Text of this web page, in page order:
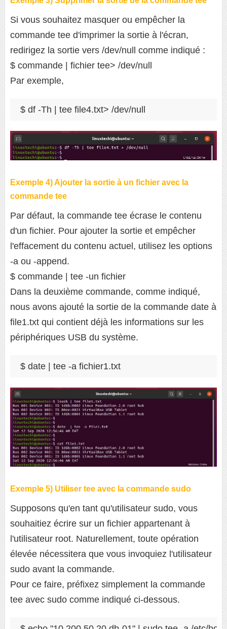
Si vous souhaitez masquer ou empêcher la
commande tee d'imprimer la sortie à l'écran,
redirigez la sortie vers /dev/null comme indiqué :
$ commande | fichier tee> /dev/null
Par exemple,
$ df -Th | tee file4.txt> /dev/null
Exemple 4) Ajouter la sortie à un fichier avec la
commande tee
Par défaut, la commande tee écrase le contenu
d'un fichier. Pour ajouter la sortie et empêcher
l'effacement du contenu actuel, utilisez les options
-a ou -append.
$ commande | tee -un fichier
Dans la deuxième commande, comme indiqué,
nous avons ajouté la sortie de la commande date à
file1.txt qui contient déjà les informations sur les
périphériques USB du système.
$ date | tee -a fichier1.txt
Exemple 5) Utiliser tee avec la commande sudo
Supposons qu'en tant qu'utilisateur sudo, vous
souhaitiez écrire sur un fichier appartenant à
l'utilisateur root. Naturellement, toute opération
élevée nécessitera que vous invoquiez l'utilisateur
sudo avant la commande.
Pour ce faire, préfixez simplement la commande
tee avec sudo comme indiqué ci-dessous.